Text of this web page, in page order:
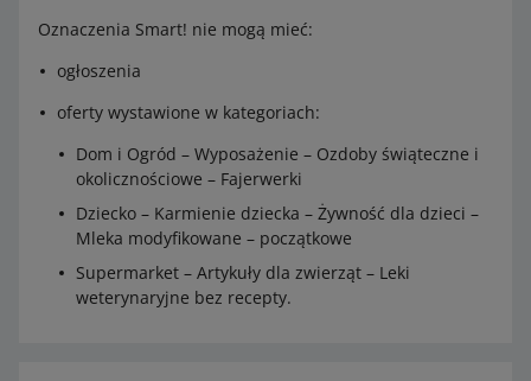
Oznaczenia Smart! nie mogą mieć:
ogłoszenia
oferty wystawione w kategoriach:
Dom i Ogród – Wyposażenie – Ozdoby świąteczne i
okolicznościowe – Fajerwerki
Dziecko – Karmienie dziecka – Żywność dla dzieci –
Mleka modyfikowane – początkowe
Supermarket – Artykuły dla zwierząt – Leki
weterynaryjne bez recepty.